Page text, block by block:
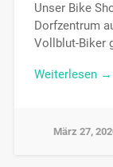
Unser Bike
Dorfzentrum
Vollblut-Biker
Weiterlesen →
März 27,